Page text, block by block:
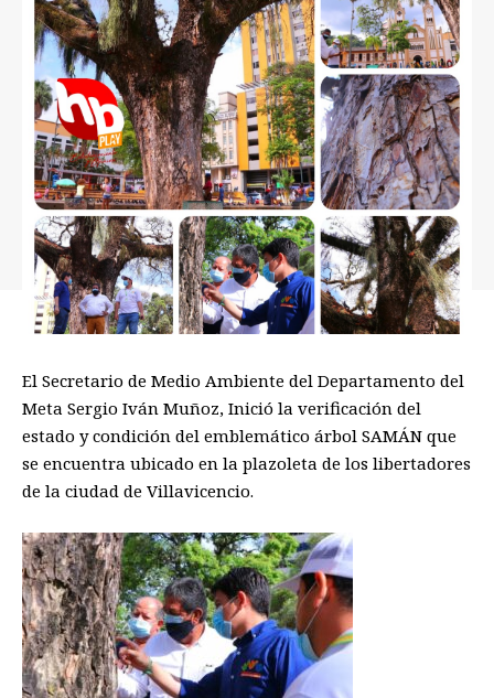
El Secretario de Medio Ambiente del Departamento del
Meta Sergio Iván Muñoz, Inició la verificación del
estado y condición del emblemático árbol SAMÁN que
se encuentra ubicado en la plazoleta de los libertadores
de la ciudad de Villavicencio.